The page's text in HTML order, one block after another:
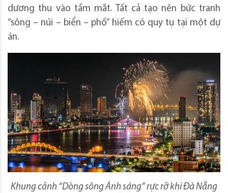
dương thu vào tầm mắt. Tất cả tạo nên bức tranh
“sông – núi – biển – phố” hiếm có quy tụ tại một dự
án.
Khung cảnh “Dòng sông Ánh sáng” rực rỡ khi Đà Nẵng